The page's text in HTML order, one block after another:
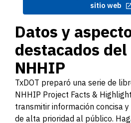
sitio web
Datos y
destacados
NHHIP
TxDOT preparó una serie de
NHHIP Project Facts &
transmitir información concisa
de alta prioridad al público.